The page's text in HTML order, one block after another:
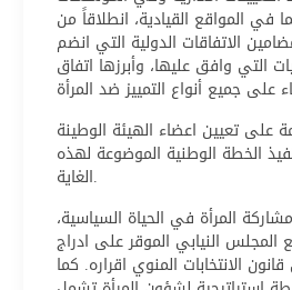
في المواقع القيادية، انطلاقاً من
الاتفاقات الدولية التي انضم
التي وافق عليها، وأبرزها اتفاق
على تعيين اعضاء الهيئة الوطينة
الخطة الوطنية الموضوعة لهذه
الغاية.
المرأة في الحياة السياسية،
النيابي الموقر على ادراج
الانتخابات المنوي اقراره. كما